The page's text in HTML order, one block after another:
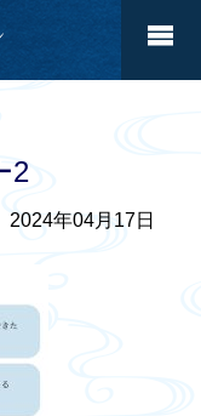
2
2024年04月17日